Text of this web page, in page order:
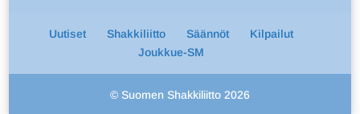
Uutiset Shakkiliitto Säännöt
Kilpailut
Joukkue-SM
© Suomen Shakkiliitto 2026